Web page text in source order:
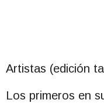
Artistas (edición
Los primeros en